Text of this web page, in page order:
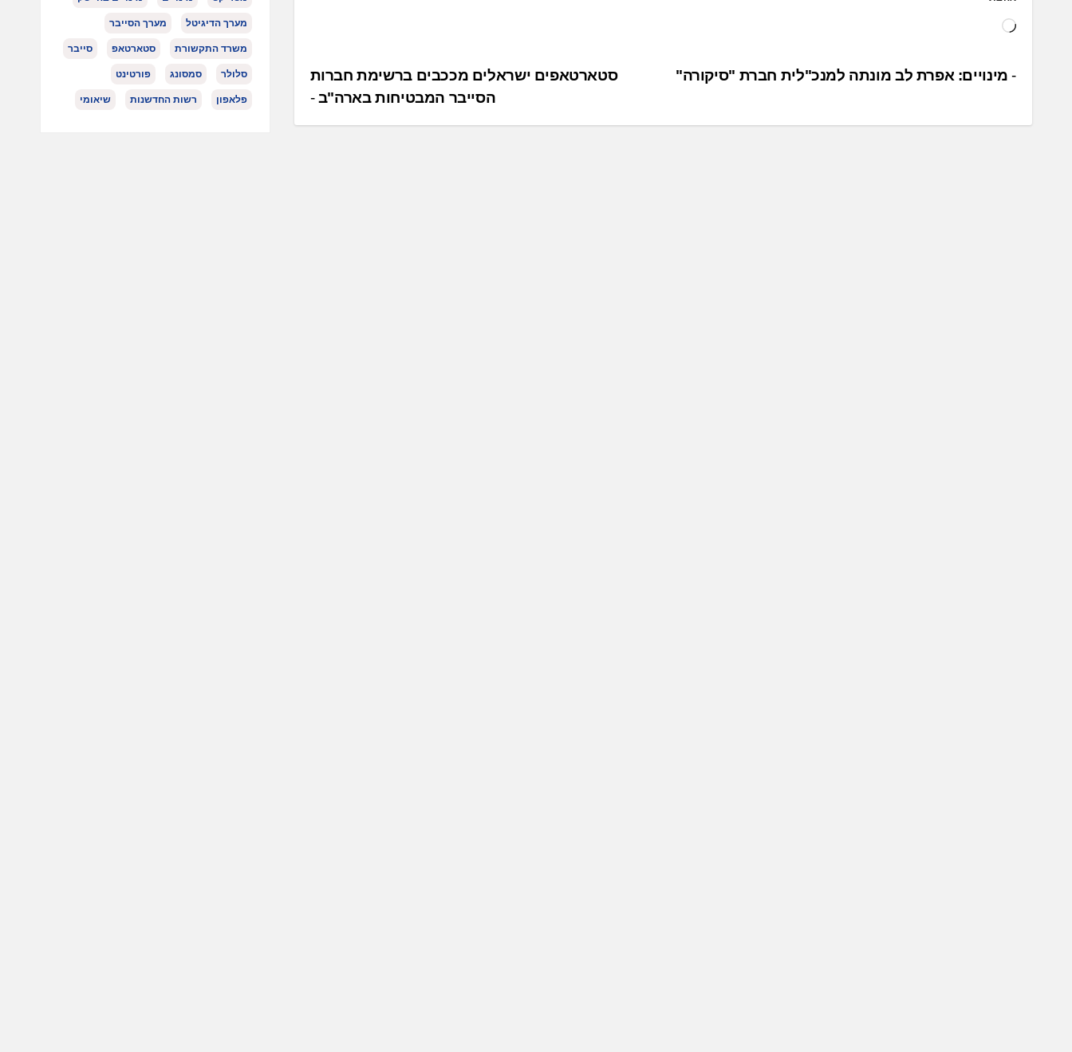
ט
ענ
ו
סטארטאפים ישראלים מככבים ברשימת חברות
הסייבר המבטיחות בארה"ב
מינויים: אפרת לב מונתה למנכ"לית חברת "סיקורה"
מערך הדיגיטל מערך הסייבר
משרד התקשורת סטארטאפ סייבר
סלולר סמסונג פורטינט
פלאפון רשות החדשנות שיאומי